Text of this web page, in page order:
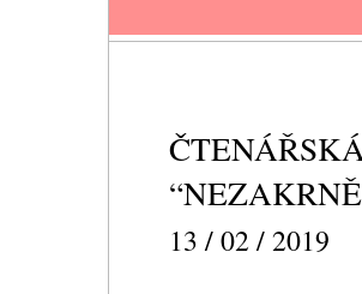
13 / 02 / 2019